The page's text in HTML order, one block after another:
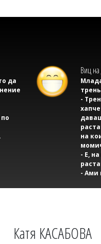
да
Виц
-
на
- Е,
- Ами
Катя КАСАБОВА